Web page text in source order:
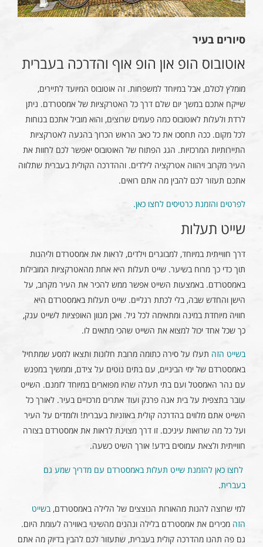
סיורים בעיר
אוטובוס הופ און הופ אוף והדרכה בעברית
מומלץ לכולם, אבל במיוחד למשפחות. זה אוטובוס המיועד לתיירים,
שייקח אתכם במשך יום שלם דרך כל האטרקציות של אמסטרדם. ניתן
לרדת ולעלות לאוטובוס כמה פעמים שרוצים, והוא מוביל אתכם בנוחות
לכל מקום. ככה תחסכו את כל כאב הראש הכרוך בהגעה לאטרקציות
התיירותיות המרכזיות. הגג הפתוח של האוטובוס יאפשר לכם לחוות את
העיר מקרוב ויהווה אטרקציה לילדים. וההדרכה הקולית בעברית שתלווה
אתכם תעזור לכם להבין מה אתם רואים.
לפרטים והזמנת כרטיסים לחצו כאן.
שייט תעלות
דרך חווייתית במיוחד, למבוגרים וילדים, לראות את אמסטרדם וליהנות
תוך כדי כך מרוח בשיער. שייט תעלות היא אחת מהאטרקציות המובילות
באמסטרדם. באמצעות השייט אפשר ממש להכיר את העיר מקרוב, על
הישן והחדש שבה, בלי לכתת רגליים. שייט תעלות באמסטרדם היא
חוויה מיוחדת במינה ומתאימה לכל גיל. ואכן מגוון האופציות לשייט ענק,
כך שכל אחד יכול למצוא את השייט שהכי מתאים לו.
בשייט הזה תעלו על סירה כתומה מרובת חלונות ותצאו למסע שמתחיל
באמסטרדם של ימי הביניים, עם בתים נוטים על צידם, וממשיך במפגש
עם נהר האמסטל ועם בתי תעלה שהיו מפוארים במיוחד לזמנם. השייט
עובר בתצפית על בית אנה פרנק ועוד אתרים מרכזיים בעיר. לאורך כל
השייט אתם מלווים בהדרכה קולית באוזניות בעברית! ולומדים על העיר
ועל כל מה שרואות עיניכם. זו דרך מצוינת לראות את אמסטרדם בצורה
חווייתית ולצאת עמוסים בידע! אורך השיט כשעה.
לחצו כאן להזמנת שייט תעלות באמסטרדם עם מדריך שמע גם
בעברית.
למי שרוצה להנות מהאורות הנוצצים של הלילה באמסטרדם,בשייט
הזה מכירים את אמסטרדם בלילה ונהנים מהשינוי באווירה לעומת היום.
גם פה תהנו מהדרכה קולית בעברית, שתעזור לכם להבין בדיוק מה אתם